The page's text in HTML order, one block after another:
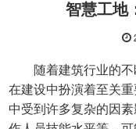
智慧工地
随着建筑行业的不
在建设中扮演着至关
中受到许多复杂的因